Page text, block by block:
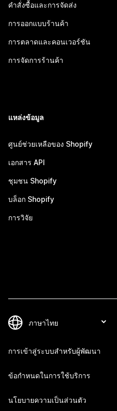
คำสั่งซื้อและการจัดส่ง
การออกแบบร้านค้า
การตลาดและคอนเวอร์ชัน
การจัดการร้านค้า
แหล่งข้อมูล
ศูนย์ช่วยเหลือของ Shopify
เอกสาร API
ชุมชน Shopify
บล็อก Shopify
การวิจัย
การเข้าสู่ระบบสำหรับผู้พัฒนา
ข้อกำหนดในการใช้บริการ
นโยบายความเป็นส่วนตัว